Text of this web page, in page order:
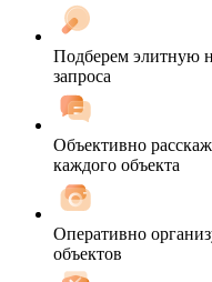
Подберем элитную
запроса
Объективно
каждого объекта
Оперативно
объектов